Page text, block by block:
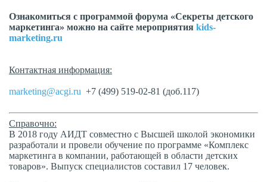
Ознакомиться с программой форума «Секреты детского
маркетинга» можно на сайте мероприятия kids-
marketing.ru
Контактная информация:
marketing@acgi.ru +7 (499) 519-02-81 (доб.117)
Справочно:
В 2018 году АИДТ совместно с Высшей школой экономики
разработали и провели обучение по программе «Комплекс
маркетинга в компании, работающей в области детских
товаров». Выпуск специалистов составил 17 человек.